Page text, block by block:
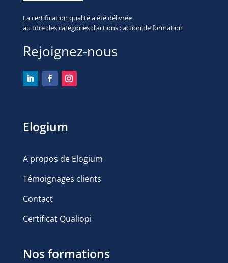
La certification qualité a été délivrée
au titre descatégories d’actions : action de formation
Rejoignez-nous
Elogium
A propos de Elogium
Témoignages clients
Contact
Certificat Qualiopi
Nos formations